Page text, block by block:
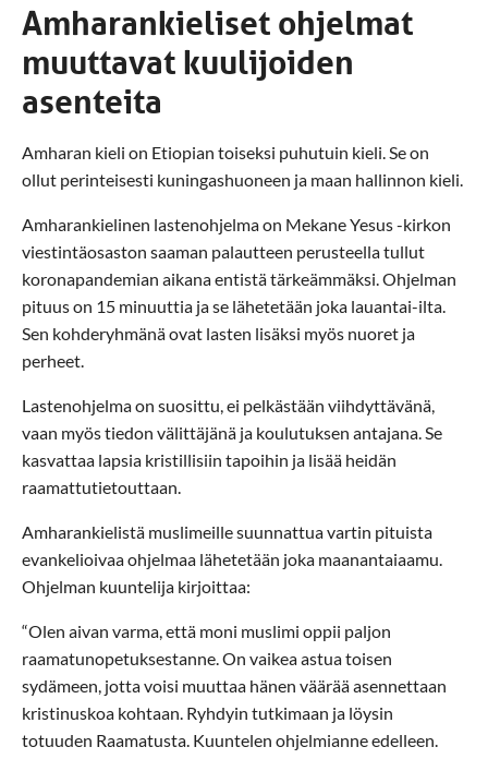
Amharankieliset ohjelmat
muuttavat kuulijoiden
asenteita
Amharan kieli on Etiopian toiseksi puhutuin kieli. Se on
ollut perinteisesti kuningashuoneen ja maan hallinnon kieli.
Amharankielinen lastenohjelma on Mekane Yesus -kirkon
viestintäosaston saaman palautteen perusteella tullut
koronapandemian aikana entistä tärkeämmäksi. Ohjelman
pituus on 15 minuuttia ja se lähetetään joka lauantai-ilta.
Sen kohderyhmänä ovat lasten lisäksi myös nuoret ja
perheet.
Lastenohjelma on suosittu, ei pelkästään viihdyttävänä,
vaan myös tiedon välittäjänä ja koulutuksen antajana. Se
kasvattaa lapsia kristillisiin tapoihin ja lisää heidän
raamattutietouttaan.
Amharankielistä muslimeille suunnattua vartin pituista
evankelioivaa ohjelmaa lähetetään joka maanantaiaamu.
Ohjelman kuuntelija kirjoittaa:
“Olen aivan varma, että moni muslimi oppii paljon
raamatunopetuksestanne. On vaikea astua toisen
sydämeen, jotta voisi muuttaa hänen väärää asennettaan
kristinuskoa kohtaan. Ryhdyin tutkimaan ja löysin
totuuden Raamatusta. Kuuntelen ohjelmianne edelleen.